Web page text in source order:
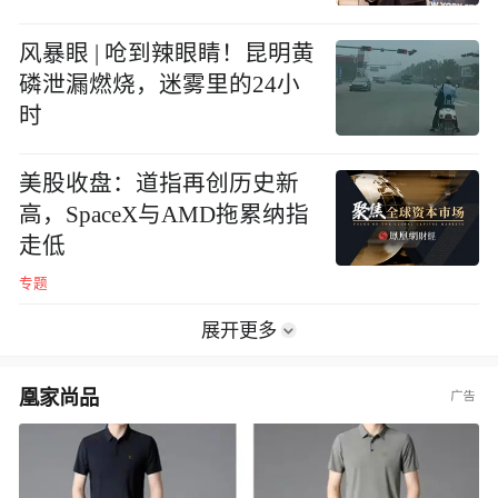
风暴眼 | 呛到辣眼睛！昆明黄
磷泄漏燃烧，迷雾里的24小
时
美股收盘：道指再创历史新
高，SpaceX与AMD拖累纳指
走低
专题
展开更多
凰家尚品